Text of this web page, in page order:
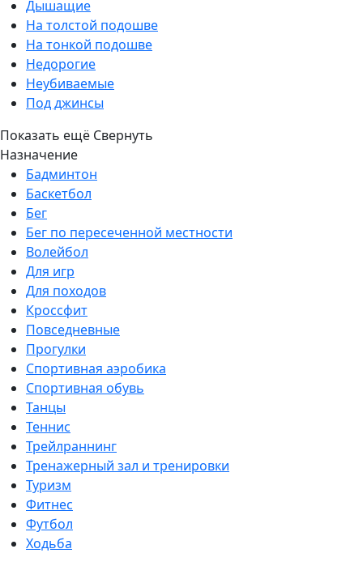
Дышащие
На толстой подошве
На тонкой подошве
Недорогие
Неубиваемые
Под джинсы
Показать ещё Свернуть
Назначение
Бадминтон
Баскетбол
Бег
Бег по пересеченной местности
Волейбол
Для игр
Для походов
Кроссфит
Повседневные
Прогулки
Спортивная аэробика
Спортивная обувь
Танцы
Теннис
Трейлраннинг
Тренажерный зал и тренировки
Туризм
Фитнес
Футбол
Ходьба